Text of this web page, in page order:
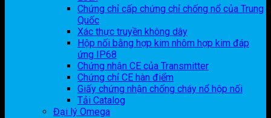
Chứng chỉ cấp chứng chỉ chống nổ của Trung
Quốc
Xác thực truyền không dây
Hộp nối bằng hợp kim nhôm hợp kim đáp
ứng IP68
Chứng nhận CE của Transmitter
Chứng chỉ CE hàn điểm
Giấy chứng nhận chống cháy nổ hộp nối
Tải Catalog
Đại lý Omega